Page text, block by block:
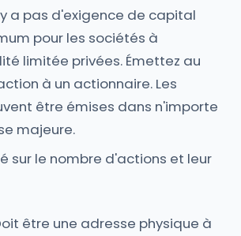
a pas d'exigence de capital
pour les sociétés à
limitée privées. Émettez au
à un actionnaire. Les
être émises dans n'importe
majeure.
sur le nombre d'actions et leur
être une adresse physique à